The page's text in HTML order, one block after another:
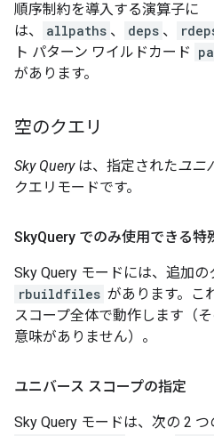
順序制約を導入する演算子に
は、
allpaths 、 deps 、
ト パターン ワイルドカード
があります。
空のクエリ
Sky Queryは、指定されたユニ
クエリモードです。
SkyQuery でのみ使用できる特
Sky Query モードには、追加の
rbuildfiles があります。こ
スコープ全体で動作します（
意味がありません）。
ユニバース スコープの指定
Sky Query モードは、次の 2